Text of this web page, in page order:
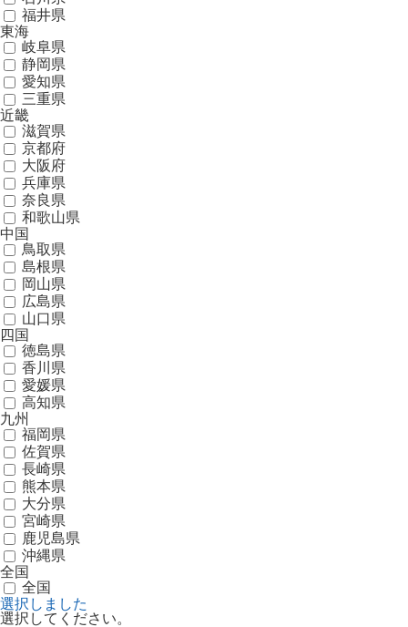
福井県
東海
岐阜県
静岡県
愛知県
三重県
近畿
滋賀県
京都府
大阪府
兵庫県
奈良県
和歌山県
中国
鳥取県
島根県
岡山県
広島県
山口県
四国
徳島県
香川県
愛媛県
高知県
九州
福岡県
佐賀県
長崎県
熊本県
大分県
宮崎県
鹿児島県
沖縄県
全国
全国
選択しました
選択してください。